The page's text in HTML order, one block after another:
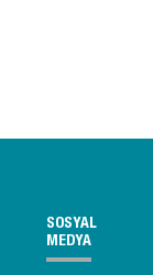
SOSYAL
MEDYA